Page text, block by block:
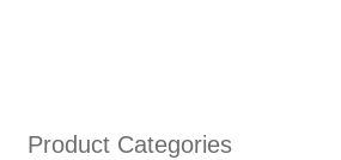
Product Categories